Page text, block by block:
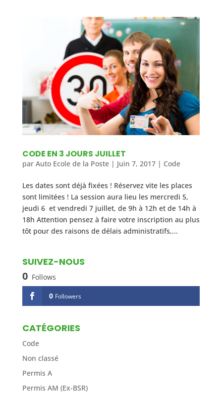
CODE EN 3 JOURS JUILLET
par Auto Ecole de la Poste| Juin 7, 2017| Code
Les dates sont déjà fixées ! Réservez vite les places
sont limitées ! La session aura lieu les mercredi 5,
jeudi 6 et vendredi 7 juillet, de 9h à 12h et de 14h à
18h Attention pensez à faire votre inscription au plus
tôt pour des raisons de délais administratifs,...
SUIVEZ-NOUS
0 Follows
0 Followers
CATÉGORIES
Code
Non classé
Permis A
Permis AM (Ex-BSR)